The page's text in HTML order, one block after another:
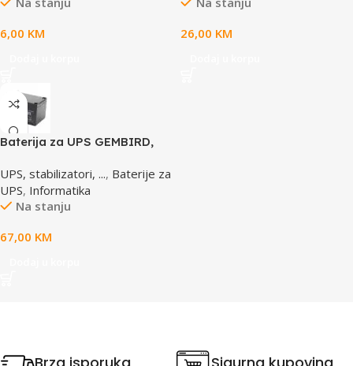
6,00 KM
26,00 KM
Baterija za UPS GEMBIRD,
UPS, stabilizatori, ..., Baterije za
UPS, Informatika
Na stanju
67,00 KM